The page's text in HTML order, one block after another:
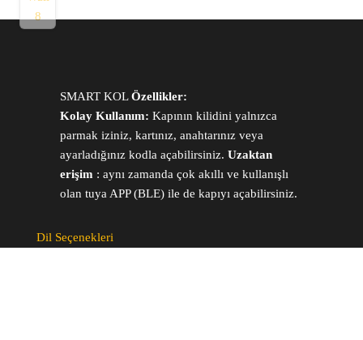
SMART KOLÖzellikler:
Kolay Kullanım: Kapının kilidini yalnızca
parmak iziniz, kartınız, anahtarınız veya
ayarladığınız kodla açabilirsiniz. Uzaktan
erişim : aynı zamanda çok akıllı ve kullanışlı
olan tuya APP (BLE) ile de kapıyı açabilirsiniz.
Dil Seçenekleri